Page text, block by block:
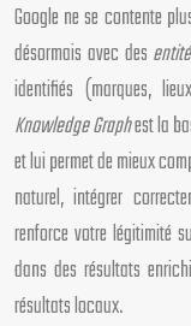
Google ne se contente
désormais avec des
identifiés (marques,
Knowledge Graphest la
et lui permet de mieux
naturel, intégrer
renforce votre légitimité
dans des résultats
résultats locaux.